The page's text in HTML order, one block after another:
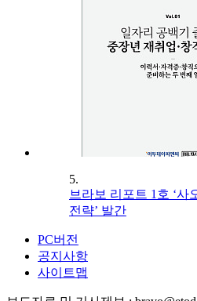
5.
브라보 리포트 1호 ‘사
전략’ 발간
PC버전
공지사항
사이트맵